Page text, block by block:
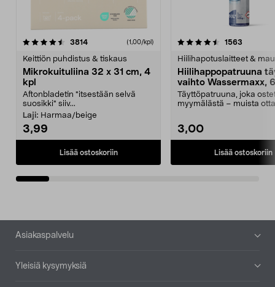
3814arvostelut (1,00/kpl)
Keittiön puhdistus & tiskaus
Mikrokuituliina 32 x 31 cm, 4
kpl
Aftonbladetin "itsestään selvä
suosikki" siiv...
Laji: Harmaa/beige
3,99
Lisää ostoskoriin
4.5viidestä
1563
Hiilihapotuslaitteet &
Hiilihappopatruuna
vaihto Wassermaxx,
Täyttöpatruuna, joka
myymälästä – muista
3,00
Lisää ostoskoriin
4.5viidestä
Alatunniste
Asiakaspalvelu
Yleisiä kysymyksiä